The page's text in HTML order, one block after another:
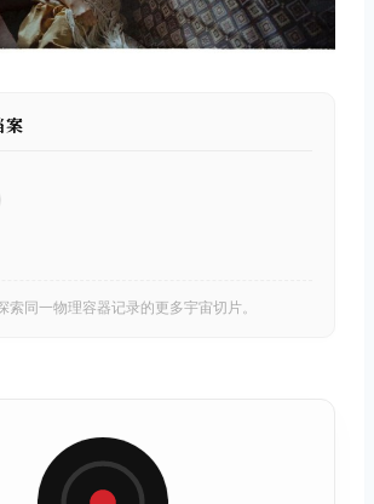
案
索同一物理容器记录的更多宇宙切片。